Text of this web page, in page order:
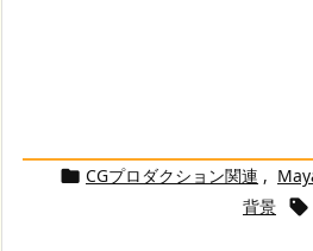
 CGプロダクション関連 ,
背景
